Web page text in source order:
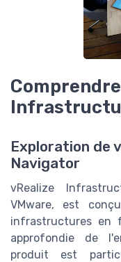
Exploration de
Navigator
vRealize
VMware, est
infrastructures en
approfondie de
produit est